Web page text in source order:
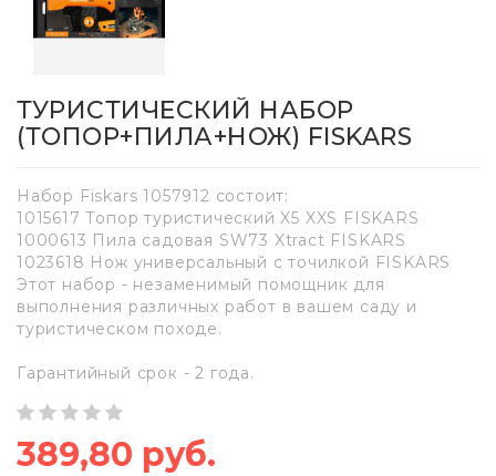
ТУРИСТИЧЕСКИЙ НАБОР
(ТОПОР+ПИЛА+НОЖ) FISKARS
Набор Fiskars 1057912 состоит:
1015617 Топор туристический X5 XXS FISKARS
1000613 Пила садовая SW73 Xtract FISKARS
1023618 Нож универсальный с точилкой FISKARS
Этот набор - незаменимый помощник для
выполнения различных работ в вашем саду и
туристическом походе.
Гарантийный срок - 2 года.
389,80 руб.